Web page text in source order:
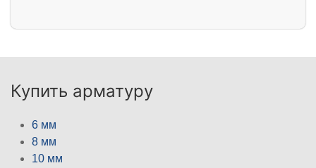
Купить арматуру
6 мм
8 мм
10 мм